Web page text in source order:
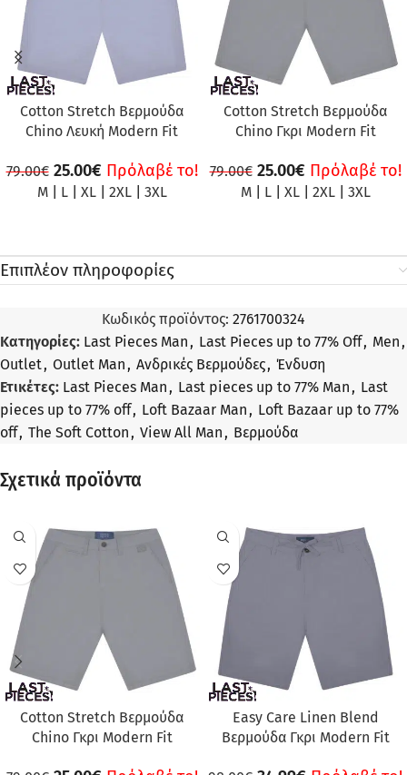
Cotton Stretch Βερμούδα
Chino Λευκή Modern Fit
79.00€ 25.00€ Πρόλαβέ το!
M| L| XL| 2XL| 3XL
Cotton Stretch Βερμούδα
Chino Γκρι Modern Fit
79.00€ 25.00€ Πρόλαβέ το!
M| L| XL| 2XL| 3XL
Επιπλέον πληροφορίες
Κωδικός προϊόντος: 2761700324
Κατηγορίες: Last Pieces Man, Last Pieces up to 77% Off, Men,
Outlet, Outlet Man, Ανδρικές Βερμούδες, Ένδυση
Ετικέτες: Last Pieces Man, Last pieces up to 77% Man, Last
pieces up to 77% off, Loft Bazaar Man, Loft Bazaar up to 77%
off, The Soft Cotton, View All Man, Βερμούδα
Σχετικά προϊόντα
ΠΡΟΣΦΟΡΆ
Cotton Stretch Βερμούδα
Chino Γκρι Modern Fit
Easy Care Linen Blend
Βερμούδα Γκρι Modern Fit